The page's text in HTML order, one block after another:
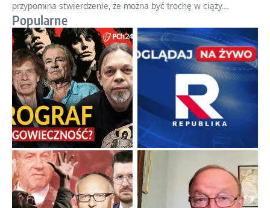
przypomina stwierdzenie, że można być trochę w ciąży.
Popularne